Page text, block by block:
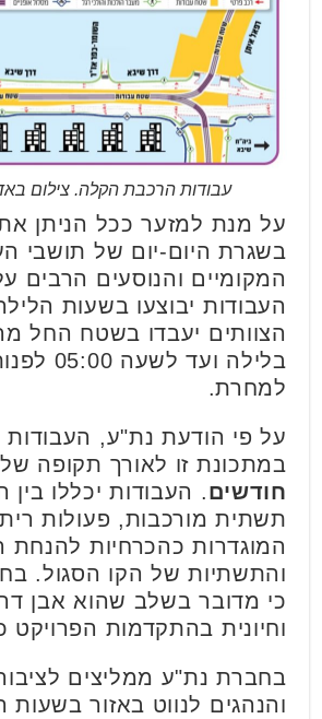
עבודות הרכבת הקלה. צילום
על מנת למזער ככל הניתן
בשגרת היום-יום של תושבי
המקומיים והנוסעים הרבים
העבודות יבוצעו בשעות
בלילה ועד
למחרת.
על פי הודעת נת"ע, העבודות
במתכונת זו לאורך תקופה של
חודשים. העבודות יכללו בין
תשתית מורכבות, פעולות
המוגדרות כהכרחיות להנחת
והתשתיות של הקו הסגול.
כי מדובר בשלב שהוא אבן
וחיונית בהתקדמות הפרויקט
בחברת נת"ע ממליצים
והנהגים לנווט באזור בשעות